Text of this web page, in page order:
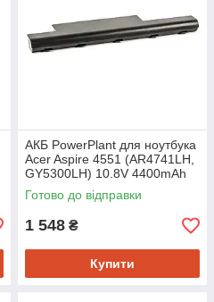
АКБ PowerPlant для ноутбука
Acer Aspire 4551 (AR4741LH,
GY5300LH) 10.8V 4400mAh
(NB410132)
Готово до відправки
1 548 ₴
Купити